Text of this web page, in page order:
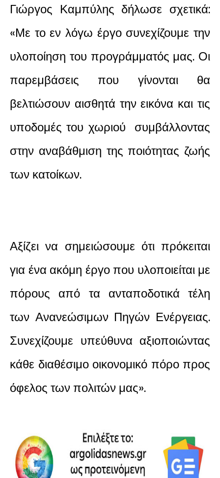
Γιώργος Καμπύλης δήλωσε σχετικά:
«Με το εν λόγω έργο συνεχίζουμε την
υλοποίηση του προγράμματός μας. Οι
παρεμβάσεις που γίνονται θα
βελτιώσουν αισθητά την εικόνα και τις
υποδομές του χωριού
συμβάλλοντας
στην αναβάθμιση της ποιότητας ζωής
των κατοίκων.
Αξίζει να σημειώσουμε ότι πρόκειται
για ένα ακόμη έργο που υλοποιείται με
πόρους από τα ανταποδοτικά τέλη
των Ανανεώσιμων Πηγών Ενέργειας.
Συνεχίζουμε υπεύθυνα αξιοποιώντας
κάθε διαθέσιμο οικονομικό πόρο προς
όφελος των πολιτών μας».